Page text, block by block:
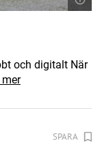
och digitalt När
mer
SPARA